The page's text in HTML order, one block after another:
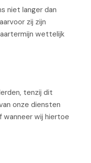
niet langer dan
zij zijn
wettelijk
tenzij dit
onze diensten
wij hiertoe